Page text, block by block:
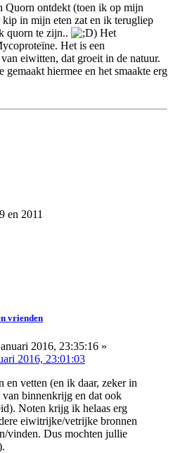
Quorn ontdekt (toen ik op mijn
in mijn eten zat en ik terugliep
quorn te zijn..
) Het
Het is een
eiwitten, dat groeit in de natuur.
hiermee en het smaakte erg
en 2011
vrienden
2016, 23:35:16 »
2016, 23:01:03
en vetten (en ik daar, zeker in
binnenkrijg en dat ook
Noten krijg ik helaas erg
eiwitrijke/vetrijke bronnen
vinden. Dus mochten jullie